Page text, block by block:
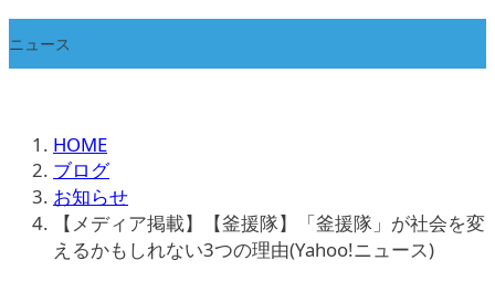
ニュース
HOME
ブログ
お知らせ
【メディア掲載】【釜援隊】「釜援隊」が社会を変
えるかもしれない3つの理由(Yahoo!ニュース)